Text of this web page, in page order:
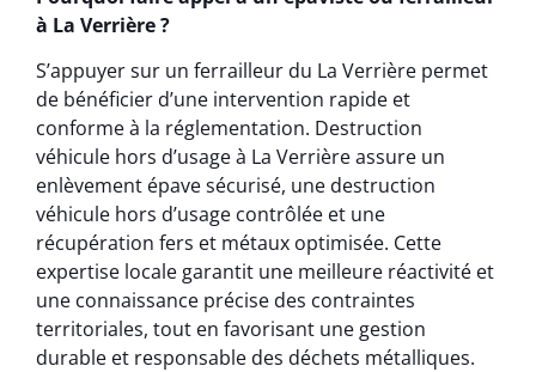
à La Verrière ?
S’appuyer sur un ferrailleur du La Verrière permet
de bénéficier d’une intervention rapide et
conforme à la réglementation. Destruction
véhicule hors d’usage à La Verrière assure un
enlèvement épave sécurisé, une destruction
véhicule hors d’usage contrôlée et une
récupération fers et métaux optimisée. Cette
expertise locale garantit une meilleure réactivité et
une connaissance précise des contraintes
territoriales, tout en favorisant une gestion
durable et responsable des déchets métalliques.